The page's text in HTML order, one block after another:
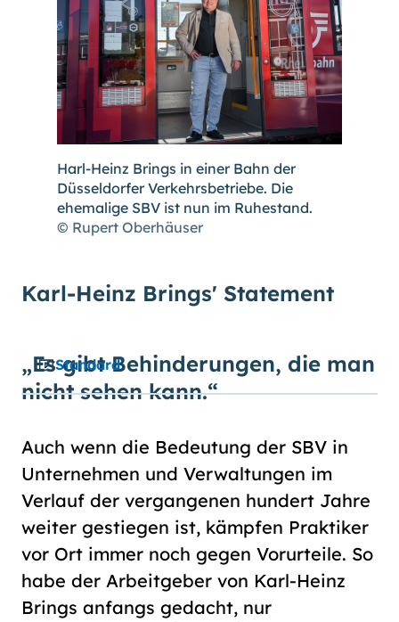
Harl-Heinz Brings in einer Bahn der
Düsseldorfer Verkehrsbetriebe. Die
ehemalige SBV ist nun im Ruhestand.
© Rupert Oberhäuser
Karl-Heinz Brings' Statement
Standard
„Es gibt Behinderungen, die man
nicht sehen kann.“
Auch wenn die Bedeutung der SBV in
Unternehmen und Verwaltungen im
Verlauf der vergangenen hundert Jahre
weiter gestiegen ist, kämpfen Praktiker
vor Ort immer noch gegen Vorurteile. So
habe der Arbeitgeber von Karl-Heinz
Brings anfangs gedacht, nur